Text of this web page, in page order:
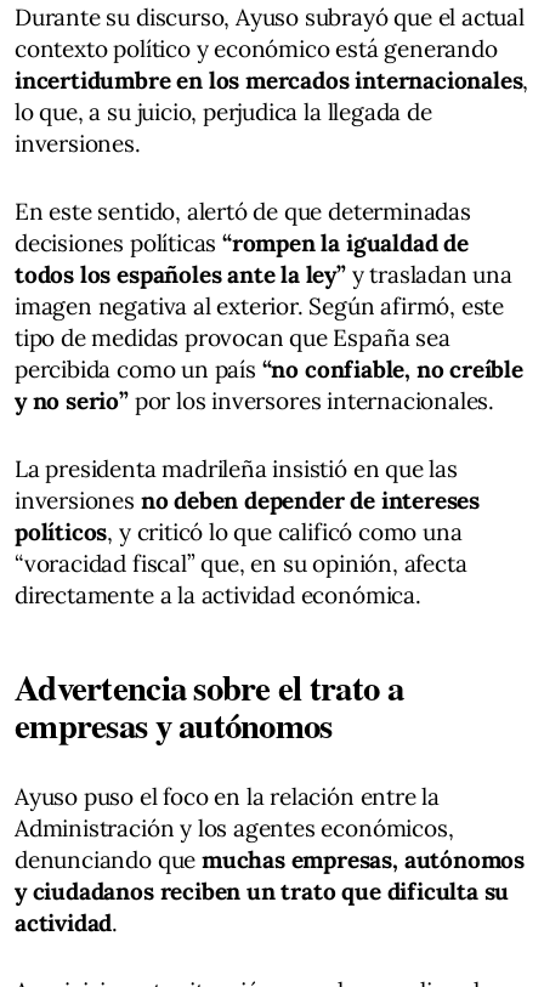
Durante su discurso, Ayuso subrayó que el actual
contexto político y económico está generando
incertidumbre en los mercados internacionales,
lo que, a su juicio, perjudica la llegada de
inversiones.
En este sentido, alertó de que determinadas
decisiones políticas“rompen la igualdad de
todos los españoles ante la ley”y trasladan una
imagen negativa al exterior. Según afirmó, este
tipo de medidas provocan que España sea
percibida como un país “no confiable, no creíble
y no serio”por los inversores internacionales.
La presidenta madrileña insistió en que las
inversiones no deben depender de intereses
políticos, y criticó lo que calificó como una
“voracidad fiscal” que, en su opinión, afecta
directamente a la actividad económica.
Advertencia sobre el trato a
empresas y autónomos
Ayuso puso el foco en la relación entre la
Administración y los agentes económicos,
denunciando que muchas empresas, autónomos
y ciudadanos reciben un trato que dificulta su
actividad.